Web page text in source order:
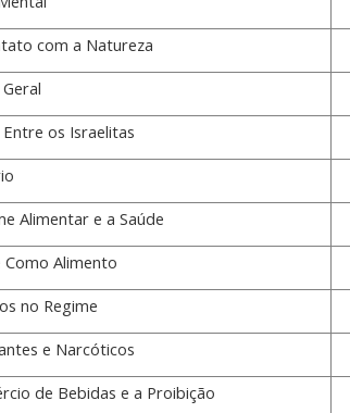
com a Natureza
os Israelitas
Alimentar e a Saúde
Como Alimento
no Regime
e Narcóticos
de Bebidas e a Proibição